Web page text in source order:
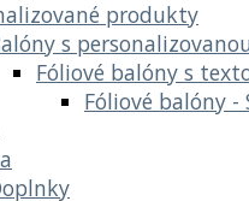
produkty
s
Fóliové balóny s
Fóliové balóny